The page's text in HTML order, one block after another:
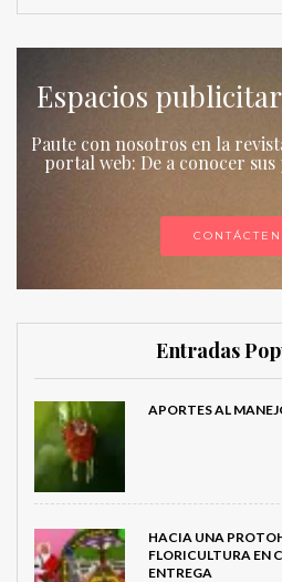
Espacios
Paute con nosotros en la
portal web: De a conocer
Entradas
APORTES AL
HACIA UNA
FLORICULTURA EN
ENTREGA